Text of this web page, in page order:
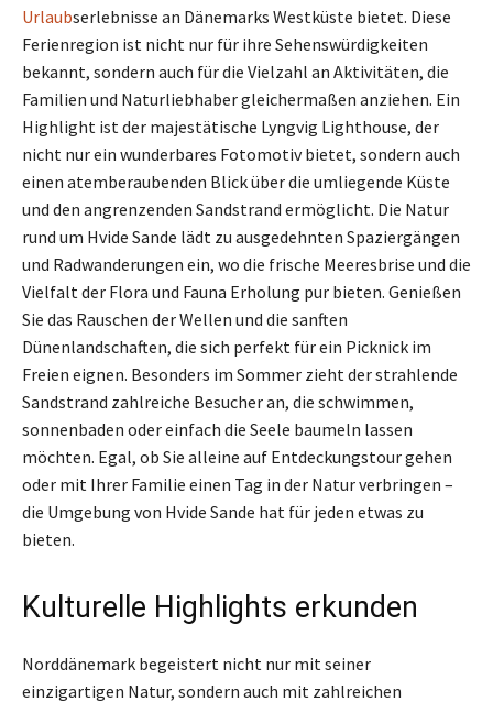
Urlaubserlebnisse an Dänemarks Westküste bietet. Diese
Ferienregion ist nicht nur für ihre Sehenswürdigkeiten
bekannt, sondern auch für die Vielzahl an Aktivitäten, die
Familien und Naturliebhaber gleichermaßen anziehen. Ein
Highlight ist der majestätische Lyngvig Lighthouse, der
nicht nur ein wunderbares Fotomotiv bietet, sondern auch
einen atemberaubenden Blick über die umliegende Küste
und den angrenzenden Sandstrand ermöglicht. Die Natur
rund um Hvide Sande lädt zu ausgedehnten Spaziergängen
und Radwanderungen ein, wo die frische Meeresbrise und die
Vielfalt der Flora und Fauna Erholung pur bieten. Genießen
Sie das Rauschen der Wellen und die sanften
Dünenlandschaften, die sich perfekt für ein Picknick im
Freien eignen. Besonders im Sommer zieht der strahlende
Sandstrand zahlreiche Besucher an, die schwimmen,
sonnenbaden oder einfach die Seele baumeln lassen
möchten. Egal, ob Sie alleine auf Entdeckungstour gehen
oder mit Ihrer Familie einen Tag in der Natur verbringen –
die Umgebung von Hvide Sande hat für jeden etwas zu
bieten.
Kulturelle Highlights erkunden
Norddänemark begeistert nicht nur mit seiner
einzigartigen Natur, sondern auch mit zahlreichen